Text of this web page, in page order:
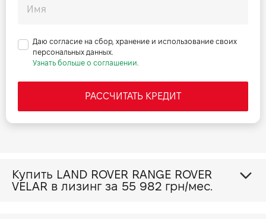
Прайс Range Rover Velar 2.0 P 250 HSE
Прайс Range Rover Velar 2.0 PHEV 404 Base
Прайс Range Rover Velar 2.0 PHEV 404 S
Прайс Range Rover Velar 3.0 P 400 Base
Даю согласие на сбор, хранение и использование своих
персональных данных.
Узнать больше о соглашении.
РАССЧИТАТЬ КРЕДИТ
Купить LAND ROVER RANGE ROVER
VELAR в лизинг за 55 982 грн/мес.